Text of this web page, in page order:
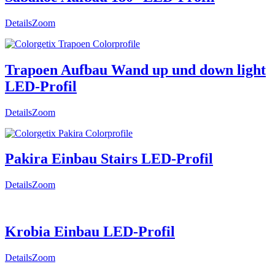
DetailsZoom
Trapoen Aufbau Wand up und down light
LED-Profil
DetailsZoom
Pakira Einbau Stairs LED-Profil
DetailsZoom
Krobia Einbau LED-Profil
DetailsZoom